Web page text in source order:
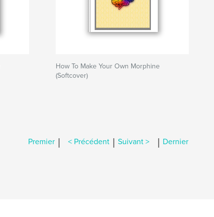
How To Make Your Own Morphine
(Softcover)
Premier | < Précédent | Suivant > | Dernier